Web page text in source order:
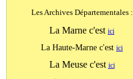
Les Archives Départementales :
La Marne c'est ici
La Haute-Marne c'est ici
La Meuse c'est ici